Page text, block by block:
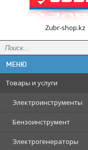
Zubr-shop.kz
Товары и услуги
Электроинструменты
Бензоинструмент
Электрогенераторы